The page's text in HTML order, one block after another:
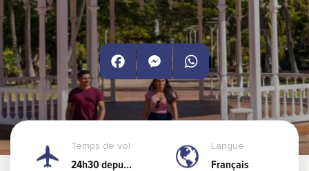
FacebookMessengerWhatsApp
Temps de vol
24h30 depuis
Langue
Français